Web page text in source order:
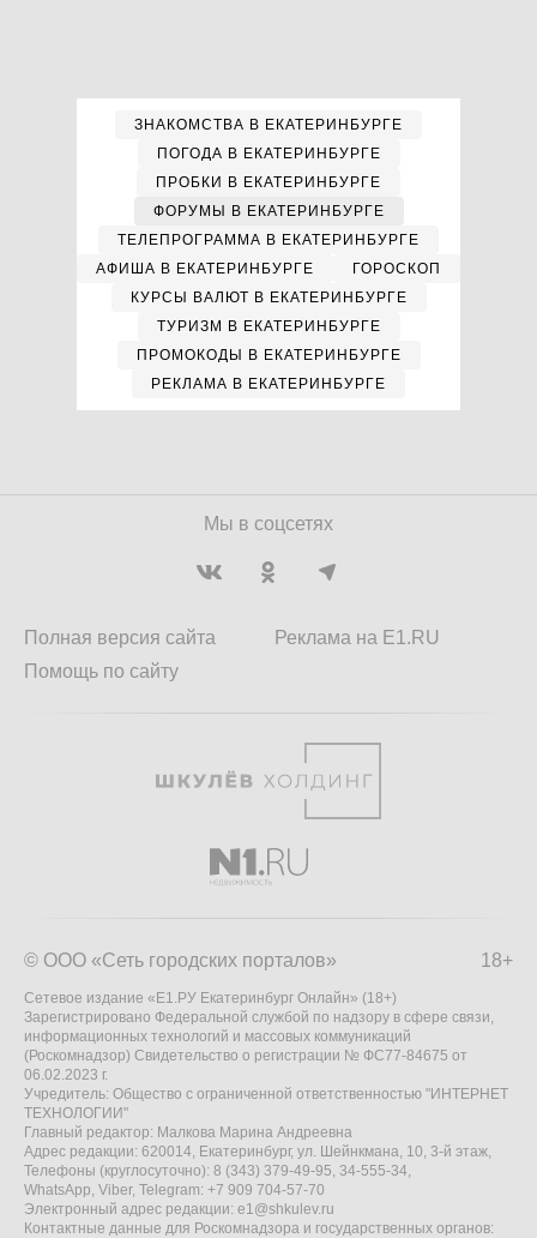
ЗНАКОМСТВА В ЕКАТЕРИНБУРГЕ
ПОГОДА В ЕКАТЕРИНБУРГЕ
ПРОБКИ В ЕКАТЕРИНБУРГЕ
ФОРУМЫ В ЕКАТЕРИНБУРГЕ
ТЕЛЕПРОГРАММА В ЕКАТЕРИНБУРГЕ
АФИША В ЕКАТЕРИНБУРГЕ
ГОРОСКОП
КУРСЫ ВАЛЮТ В ЕКАТЕРИНБУРГЕ
ТУРИЗМ В ЕКАТЕРИНБУРГЕ
ПРОМОКОДЫ В ЕКАТЕРИНБУРГЕ
РЕКЛАМА В ЕКАТЕРИНБУРГЕ
Мы в соцсетях
Полная версия сайта
Помощь по сайту
Реклама на E1.RU
18+
© ООО «Сеть городских порталов»
Сетевое издание «Е1.РУ Екатеринбург Онлайн» (18+)
Зарегистрировано Федеральной службой по надзору в сфере связи,
информационных технологий и массовых коммуникаций
(Роскомнадзор) Свидетельство о регистрации № ФС77-84675 от
06.02.2023 г.
Учредитель: Общество с ограниченной ответственностью "ИНТЕРНЕТ
ТЕХНОЛОГИИ"
Главный редактор: Малкова Марина Андреевна
Адрес редакции: 620014, Екатеринбург, ул. Шейнкмана, 10, 3-й этаж,
Телефоны (круглосуточно): 8 (343) 379-49-95, 34-555-34,
WhatsApp, Viber, Telegram: +7 909 704-57-70
Электронный адрес редакции: e1@shkulev.ru
Контактные данные для Роскомнадзора и государственных органов: